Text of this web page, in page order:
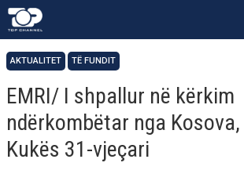
AKTUALITET TË FUNDIT
EMRI/ I shpallur në kërkim
ndërkombëtar nga
Kukës 31-vjeçari